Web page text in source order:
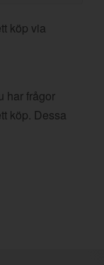
köp via
har frågor
köp. Dessa